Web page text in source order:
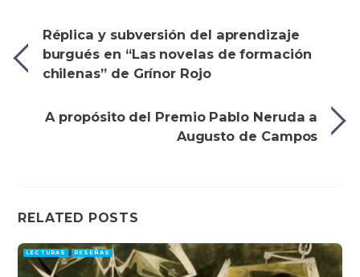
Réplica y subversión del aprendizaje
burgués en “Las novelas de formación
chilenas” de Grínor Rojo
A propósito del Premio Pablo Neruda a
Augusto de Campos
RELATED POSTS
LECTURAS RESEÑAS